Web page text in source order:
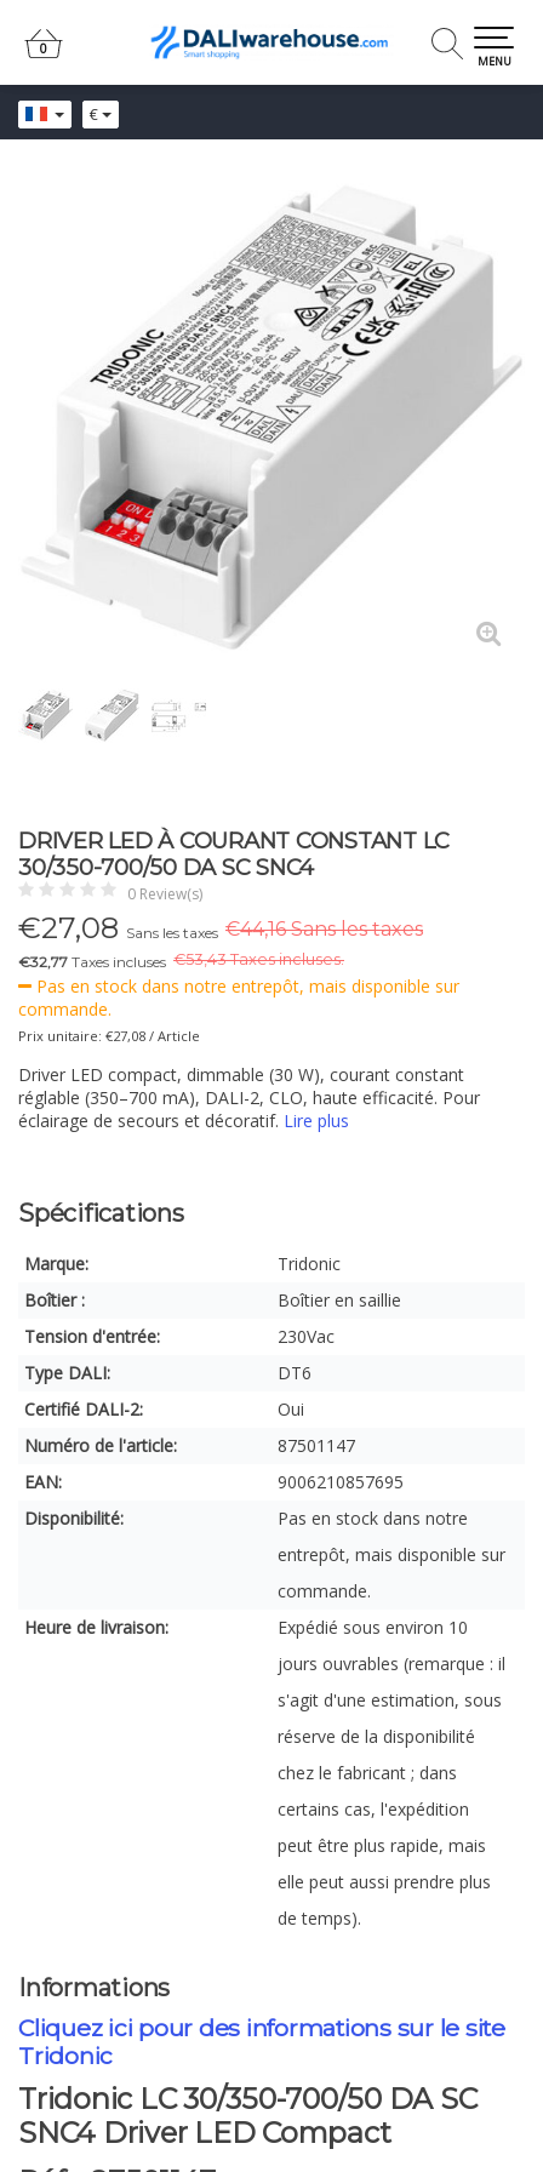
€
0
0
MENU
DRIVER LED À COURANT CONSTANT LC
30/350-700/50 DA SC SNC4
0 Review(s)
€27,08 Sans les taxes €44,16 Sans les taxes
€32,77 Taxes incluses €53,43 Taxes incluses.
Pas en stock dans notre entrepôt, mais disponible sur
commande.
Prix unitaire: €27,08 / Article
Driver LED compact, dimmable (30 W), courant constant
réglable (350–700 mA), DALI-2, CLO, haute efficacité. Pour
éclairage de secours et décoratif. Lire plus
Spécifications
Marque:
Tridonic
Boîtier :
Boîtier en saillie
Tension d'entrée:
230Vac
Type DALI:
DT6
Certifié DALI-2:
Oui
Numéro de l'article:
87501147
EAN:
9006210857695
Disponibilité:
Pas en stock dans notre
entrepôt, mais disponible sur
commande.
Heure de livraison:
Expédié sous environ 10
jours ouvrables (remarque : il
s'agit d'une estimation, sous
réserve de la disponibilité
chez le fabricant ; dans
certains cas, l'expédition
peut être plus rapide, mais
elle peut aussi prendre plus
de temps).
Informations
Cliquez ici pour des informations sur le site
Tridonic
Tridonic LC 30/350-700/50 DA SC
SNC4 Driver LED Compact